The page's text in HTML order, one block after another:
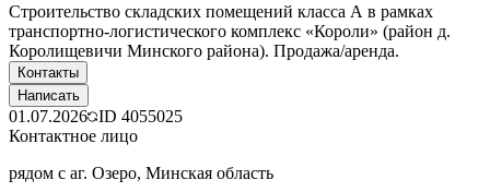
Строительство складских помещений класса А в рамках
транспортно-логистического комплекс «Короли» (район д.
Королищевичи Минского района). Продажа/аренда.
Контакты
Написать
01.07.2026 ID 4055025
Контактное лицо
рядом с аг. Озеро, Минская область